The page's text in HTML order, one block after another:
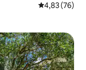
Średnia
4,83 (76)